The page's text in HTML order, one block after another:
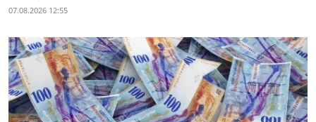
07.08.2026 12:55